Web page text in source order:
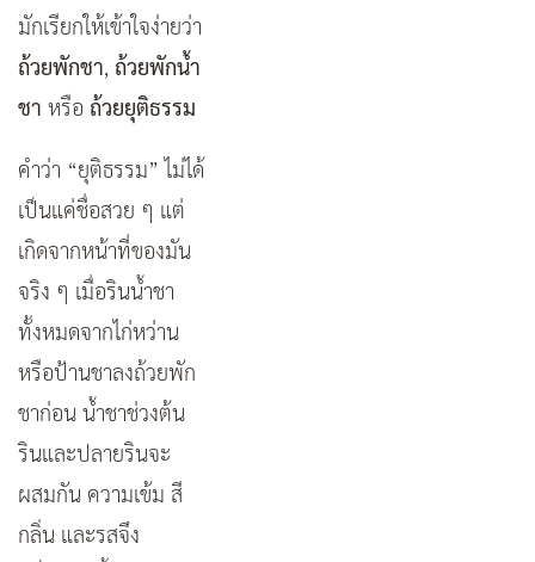
มักเรียกให้เข้าใจง่ายว่า
ถ้วยพักชา, ถ้วยพักน้ำ
ชา หรือ ถ้วยยุติธรรม
คำว่า “ยุติธรรม” ไม่ได้
เป็นแค่ชื่อสวย ๆ แต่
เกิดจากหน้าที่ของมัน
จริง ๆ เมื่อรินน้ำชา
ทั้งหมดจากไก่หว่าน
หรือป้านชาลงถ้วยพัก
ชาก่อน น้ำชาช่วงต้น
รินและปลายรินจะ
ผสมกัน ความเข้ม สี
กลิ่น และรสจึง